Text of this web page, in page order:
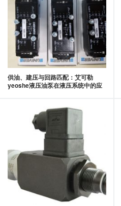
供油、建压与回路匹配：艾可勒
yeoshe液压油泵在液压系统中的应